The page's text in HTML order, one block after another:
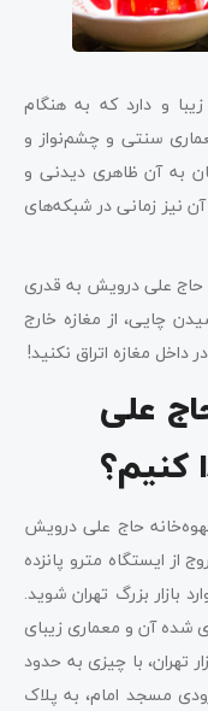
و دارد که به هنگام
سنتی و چشم‌نواز و
به آن ظاهری دیدنی و
زمانی در شبکه‌های
حاج علی درویش به قدری
چایی، از مغازه خارج
مغازه اتراق نکنید!
علی
کنیم؟
حاج علی درویش
ایستگاه مترو پانزده
بازار بزرگ تهران شوید.
شده آن و معماری زیبای
تهران، با چیزی به حدود
مسجد امام، به پلاک